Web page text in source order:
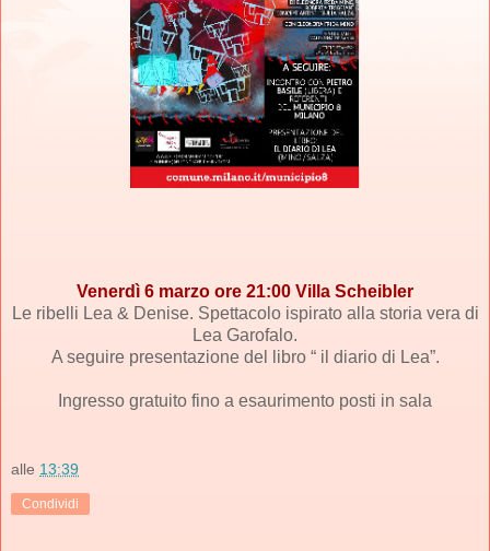
Venerdì 6 marzo ore 21:00 Villa Scheibler
Le ribelli Lea & Denise. Spettacolo ispirato alla storia vera di
Lea Garofalo.
A seguire presentazione del libro “ il diario di Lea”.
Ingresso gratuito fino a esaurimento posti in sala
alle 13:39
Condividi